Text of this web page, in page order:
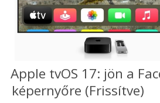
Apple tvOS 17: jön a
képernyőre (Frissítve)